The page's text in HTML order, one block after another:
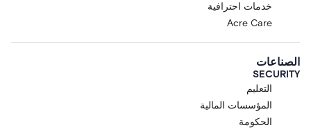
خدمات احترافية
Acre Care
الصناعات
SECURITY
التعليم
المؤسسات المالية
الحكومة